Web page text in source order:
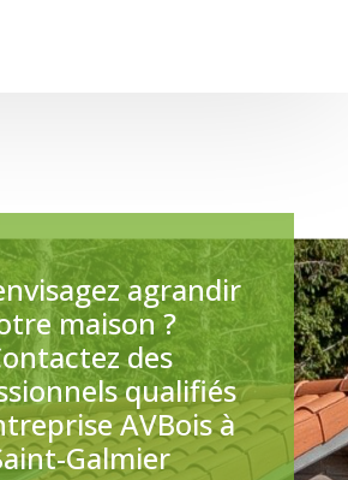
agrandir
maison ?
des
qualifiés
AVBois à
Galmier